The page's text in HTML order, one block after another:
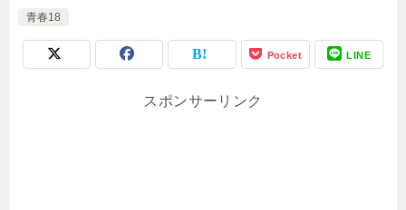
青春18
Pocket LINE
スポンサーリンク